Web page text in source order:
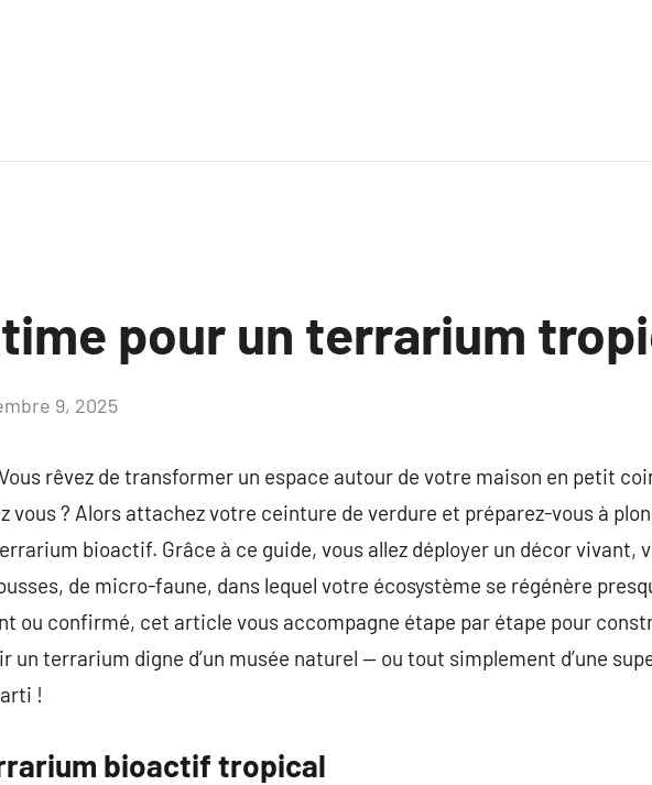
pour un terrarium
9, 2025
rêvez de transformer un espace autour de votre maison en petit
vous ? Alors attachez votre ceinture de verdure et préparez-vous à
bioactif. Grâce à ce guide, vous allez déployer un décor vivant,
de micro-faune, dans lequel votre écosystème se régénère
ou confirmé, cet article vous accompagne étape par étape pour
un terrarium digne d’un musée naturel — ou tout simplement d’une
!
bioactif tropical